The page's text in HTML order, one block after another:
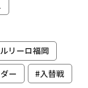
リーロ福岡
ー #入替戦